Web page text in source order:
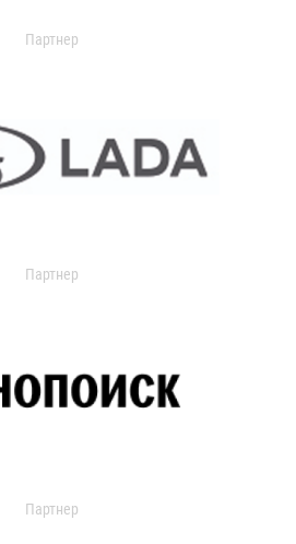
Партнер
Партнер
Партнер